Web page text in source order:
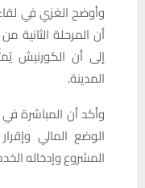
وأوضح الغزي في
أن المرحلة الثانية
إلى أن الكورنيش
المدينة.
وأكد أن المباشرة
الوضع المالي
المشروع وإدخاله